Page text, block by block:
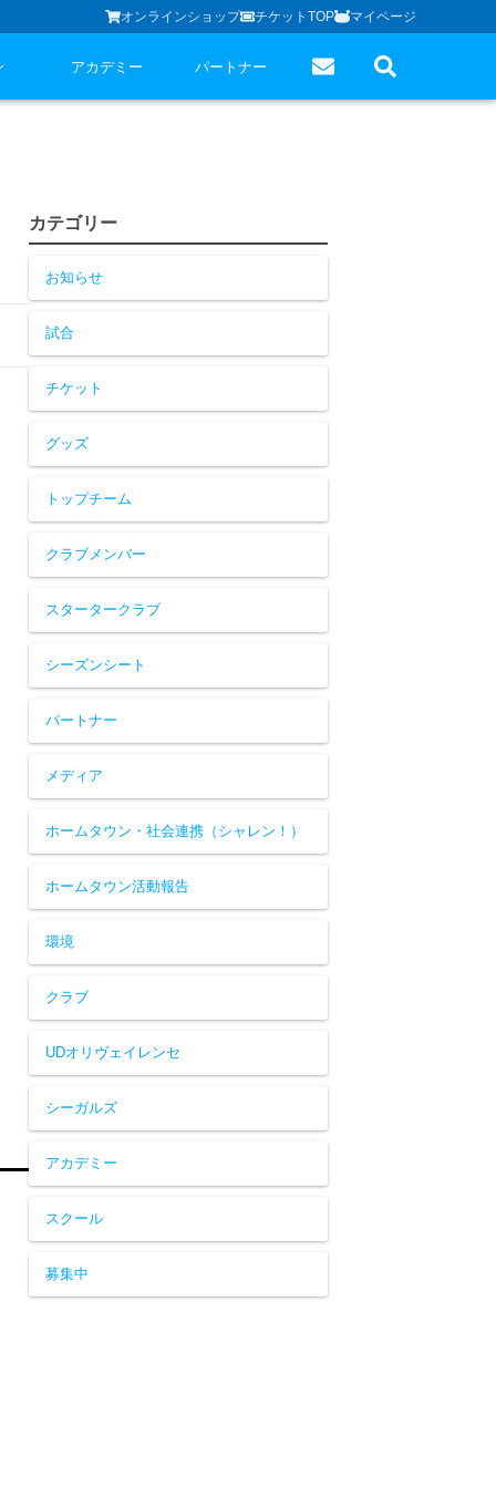
オンラインショップ チケットTOP マイページ
アカデミー パートナー
カテゴリー
お知らせ
試合
チケット
グッズ
トップチーム
クラブメンバー
スタータークラブ
シーズンシート
パートナー
メディア
ホームタウン・社会連携（シャレン！）
ホームタウン活動報告
環境
クラブ
UDオリヴェイレンセ
シーガルズ
アカデミー
スクール
募集中